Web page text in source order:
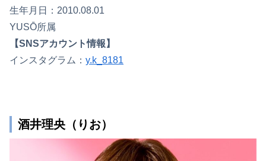
生年月日：2010.08.01
YUSŌ所属
【SNSアカウント情報】
インスタグラム： y.k_8181
酒井理央（りお）